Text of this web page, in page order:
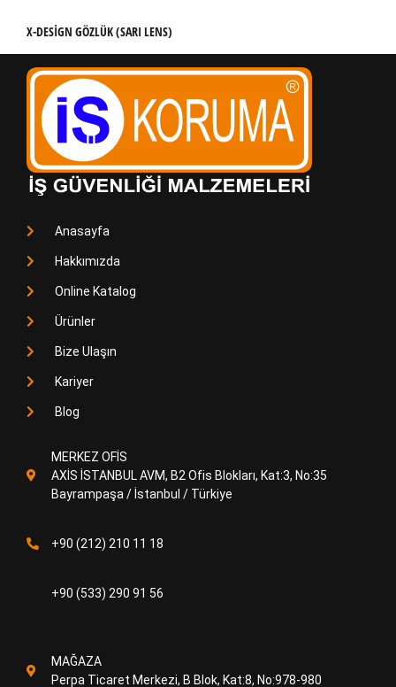
X-DESIGN GÖZLÜK (SARI LENS)
Anasayfa
Hakkımızda
Online Katalog
Ürünler
Bize Ulaşın
Kariyer
Blog
MERKEZ OFİS
AXİS İSTANBUL AVM, B2 Ofis Blokları, Kat:3, No:35
Bayrampaşa / İstanbul / Türkiye
+90 (212) 210 11 18
+90 (533) 290 91 56
MAĞAZA
Perpa Ticaret Merkezi, B Blok, Kat:8, No:978-980